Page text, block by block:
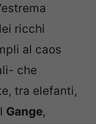
ricchi
al caos
che
tra elefanti,
Gange,